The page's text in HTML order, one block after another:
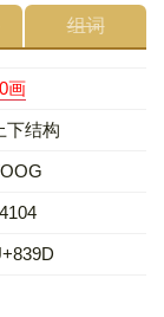
组词
画
下结构